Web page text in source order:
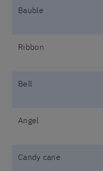
Bauble
Ribbon
Bell
Angel
Candy cane